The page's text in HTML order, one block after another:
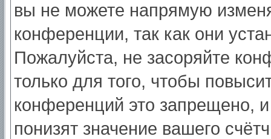
вы не можете напрямую
конференции, так как они
Пожалуйста, не засоряйте
только для того, чтобы
конференций это запрещено,
понизят значение вашего